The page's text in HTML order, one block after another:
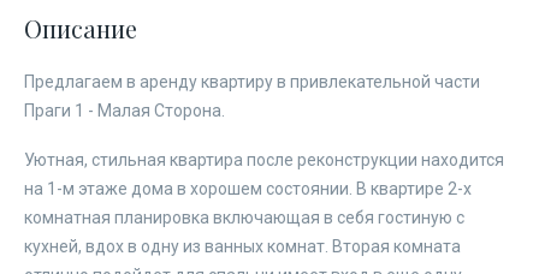
Описание
Предлагаем в аренду квартиру в привлекательной части
Праги 1 - Малая Сторона.
Уютная, стильная квартира после реконструкции находится
на 1-м этаже дома в хорошем состоянии. В квартире 2-х
комнатная планировка включающая в себя гостиную с
кухней, вдох в одну из ванных комнат. Вторая комната